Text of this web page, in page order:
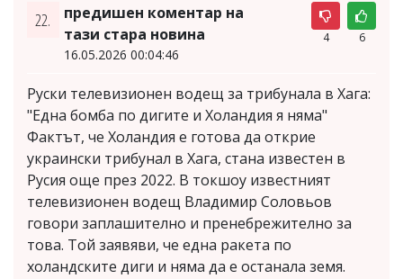
22.
предишен коментар на
тази стара новина
16.05.2026 00:04:46
4 6
Руски телевизионен водещ за трибунала в Хага:
"Една бомба по дигите и Холандия я няма"
Фактът, че Холандия е готова да открие
украински трибунал в Хага, стана известен в
Русия още през 2022. В токшоу известният
телевизионен водещ Владимир Соловьов
говори заплашително и пренебрежително за
това. Той заявяви, че една ракета по
холандските диги и няма да е останала земя.